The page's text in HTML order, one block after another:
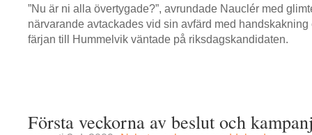
”Nu är ni alla övertygade?”, avrundade Nauclér med
närvarande avtackades vid sin avfärd med
färjan till Hummelvik väntade på riksdagskandidaten.
Första veckorna av beslut och